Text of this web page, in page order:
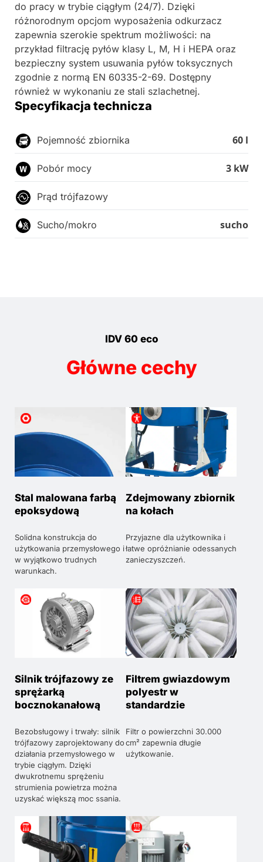
do pracy w trybie ciągłym (24/7). Dzięki
różnorodnym opcjom wyposażenia odkurzacz
zapewnia szerokie spektrum możliwości: na
przykład filtrację pyłów klasy L, M, H i HEPA oraz
bezpieczny system usuwania pyłów toksycznych
zgodnie z normą EN 60335-2-69. Dostępny
również w wykonaniu ze stali szlachetnej.
Specyfikacja technicza
Pojemność zbiornika 60 l
Pobór mocy 3 kW
Prąd trójfazowy
Sucho/mokro sucho
IDV 60 eco
Główne cechy
Stal malowana farbą
epoksydową
Solidna konstrukcja do
użytkowania przemysłowego i
w wyjątkowo trudnych
warunkach.
Zdejmowany zbiornik
na kołach
Przyjazne dla użytkownika i
łatwe opróżnianie odessanych
zanieczyszczeń.
Silnik trójfazowy ze
sprężarką
bocznokanałową
Bezobsługowy i trwały: silnik
trójfazowy zaprojektowany do
działania przemysłowego w
trybie ciągłym. Dzięki
dwukrotnemu sprężeniu
strumienia powietrza można
uzyskać większą moc ssania.
Filtrem gwiazdowym
polyestr w
standardzie
Filtr o powierzchni 30.000
cm² zapewnia długie
użytkowanie.